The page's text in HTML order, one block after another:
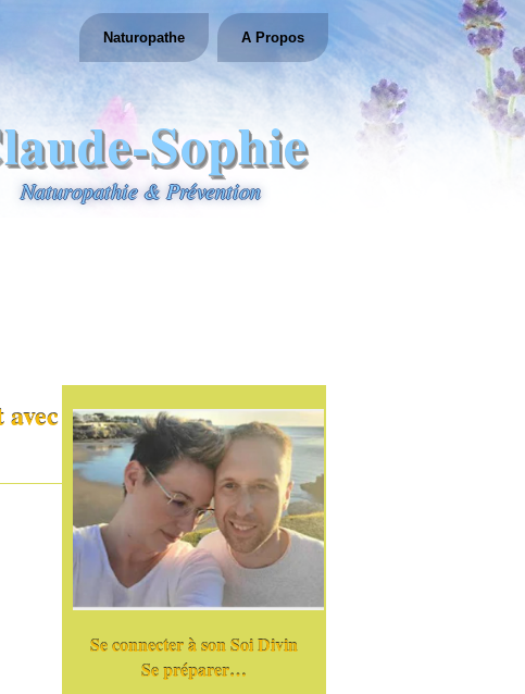
Sophie
Naturopathie & Prévention
Naturopathe A Propos
Se connecter à son Soi Divin
Se préparer…